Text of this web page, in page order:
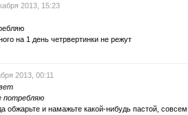
2013, 15:23
на 1 день четрвертинки не режут
2013, 00:11
потребляю
обжарьте и намажьте какой-нибудь пастой,